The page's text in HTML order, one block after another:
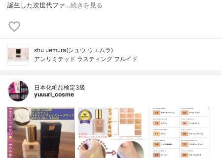
誕生した次世代ファ…続きを見る
shu uemura(シュウ ウエムラ)
アンリミテッド ラスティング フルイド
日本化粧品検定3級
yuuuri_cosme